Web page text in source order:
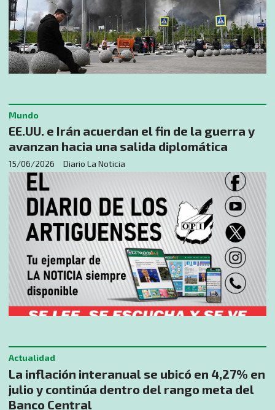
EE.UU. e Irán acuerdan el fin de la guerra y
avanzan hacia una salida diplomática
Diario La Noticia
Mundo
15/06/2026
La inflación interanual se ubicó en 4,27% en
julio y continúa dentro del rango meta del
Banco Central
Actualidad